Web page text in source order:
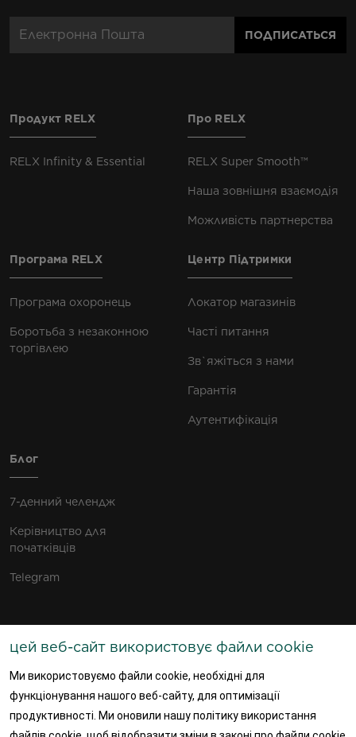
цей веб-сайт використовує файли cookie
Ми використовуємо файли cookie, необхідні для
функціонування нашого веб-сайту, для оптимізації
продуктивності. Ми оновили нашу політику використання
ПОДПИСАТЬСЯ
ПОДПИШИСЬ НА НАС!
UKRAINE
Продукт RELX
RELX Infinity & Essential
Про RELX
RELX Super Smooth™
Наша зовнішня взаємодія
Можливість партнерства
Програма RELX
Програма охоронець
Боротьба з незаконною
торгівлею
Центр Підтримки
Локатор магазинів
Часті питання
Зв`яжіться з нами
Гарантія
Аутентифікація
Блог
7-денний челендж
Керівництво для
початківців
Telegram